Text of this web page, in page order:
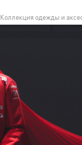
Коллекция одежды и